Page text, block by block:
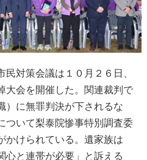
対策会議は１０月２６日、
大会を開催した。関連裁判で
）に無罪判決が下されるな
ついて梨泰院惨事特別調査委
かけられている。遺家族は
心と連帯が必要」と訴える